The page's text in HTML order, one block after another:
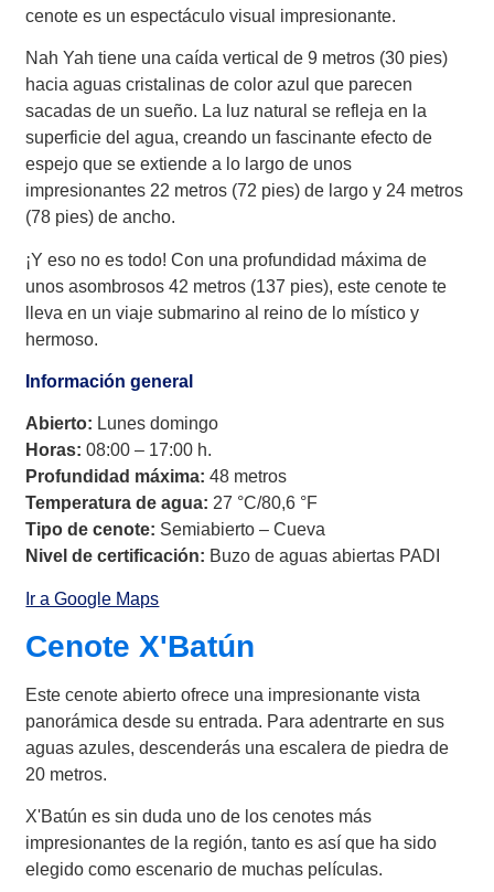
cenote es un espectáculo visual impresionante.
Nah Yah tiene una caída vertical de 9 metros (30 pies)
hacia aguas cristalinas de color azul que parecen
sacadas de un sueño. La luz natural se refleja en la
superficie del agua, creando un fascinante efecto de
espejo que se extiende a lo largo de unos
impresionantes 22 metros (72 pies) de largo y 24 metros
(78 pies) de ancho.
¡Y eso no es todo! Con una profundidad máxima de
unos asombrosos 42 metros (137 pies), este cenote te
lleva en un viaje submarino al reino de lo místico y
hermoso.
Información general
Abierto: Lunes domingo
Horas: 08:00 – 17:00 h.
Profundidad máxima: 48 metros
Temperatura de agua: 27 °C/80,6 °F
Tipo de cenote: Semiabierto – Cueva
Nivel de certificación: Buzo de aguas abiertas PADI
Ir a Google Maps
Cenote X'Batún
Este cenote abierto ofrece una impresionante vista
panorámica desde su entrada. Para adentrarte en sus
aguas azules, descenderás una escalera de piedra de
20 metros.
X'Batún es sin duda uno de los cenotes más
impresionantes de la región, tanto es así que ha sido
elegido como escenario de muchas películas.